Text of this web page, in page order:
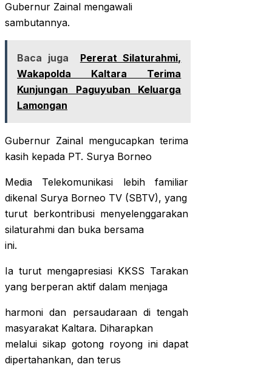
Gubernur Zainal mengawali
sambutannya.
Baca juga
Pererat Silaturahmi,
Wakapolda Kaltara Terima
Kunjungan Paguyuban Keluarga
Lamongan
Gubernur Zainal mengucapkan terima
kasih kepada PT. Surya Borneo
Media Telekomunikasi lebih familiar
dikenal Surya Borneo TV (SBTV), yang
turut berkontribusi menyelenggarakan
silaturahmi dan buka bersama
ini.
Ia turut mengapresiasi KKSS Tarakan
yang berperan aktif dalam menjaga
harmoni dan persaudaraan di tengah
masyarakat Kaltara. Diharapkan
melalui sikap gotong royong ini dapat
dipertahankan, dan terus